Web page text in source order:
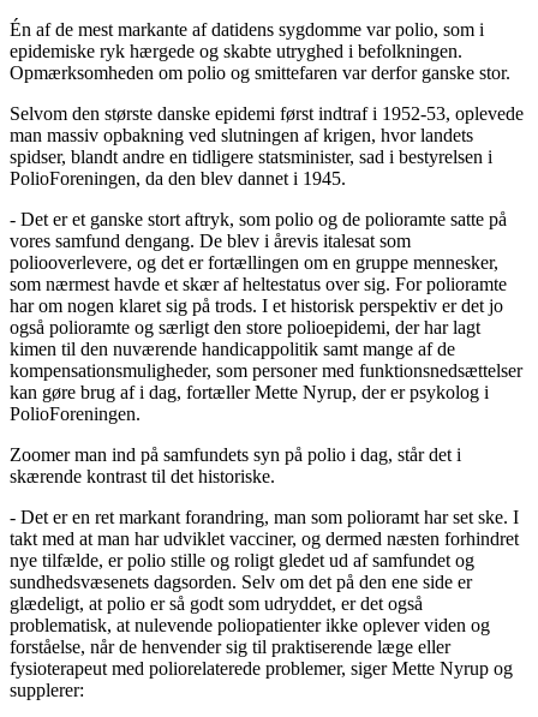
Én af de mest markante af datidens sygdomme var polio, som i
epidemiske ryk hærgede og skabte utryghed i befolkningen.
Opmærksomheden om polio og smittefaren var derfor ganske stor.
Selvom den største danske epidemi først indtraf i 1952-53, oplevede
man massiv opbakning ved slutningen af krigen, hvor landets
spidser, blandt andre en tidligere statsminister, sad i bestyrelsen i
PolioForeningen, da den blev dannet i 1945.
- Det er et ganske stort aftryk, som polio og de polioramte satte på
vores samfund dengang. De blev i årevis italesat som
poliooverlevere, og det er fortællingen om en gruppe mennesker,
som nærmest havde et skær af heltestatus over sig. For polioramte
har om nogen klaret sig på trods. I et historisk perspektiv er det jo
også polioramte og særligt den store polioepidemi, der har lagt
kimen til den nuværende handicappolitik samt mange af de
kompensationsmuligheder, som personer med funktionsnedsættelser
kan gøre brug af i dag, fortæller Mette Nyrup, der er psykolog i
PolioForeningen.
Zoomer man ind på samfundets syn på polio i dag, står det i
skærende kontrast til det historiske.
- Det er en ret markant forandring, man som polioramt har set ske. I
takt med at man har udviklet vacciner, og dermed næsten forhindret
nye tilfælde, er polio stille og roligt gledet ud af samfundet og
sundhedsvæsenets dagsorden. Selv om det på den ene side er
glædeligt, at polio er så godt som udryddet, er det også
problematisk, at nulevende poliopatienter ikke oplever viden og
forståelse, når de henvender sig til praktiserende læge eller
fysioterapeut med poliorelaterede problemer, siger Mette Nyrup og
supplerer: